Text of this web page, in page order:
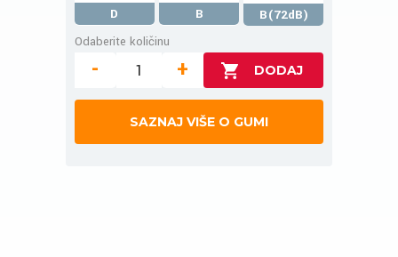
D B
B(72dB)
Odaberite količinu
- +
SAZNAJ VIŠE O GUMI